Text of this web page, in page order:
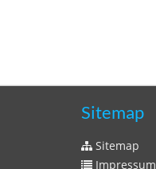
Sitemap
Sitemap
Impressum